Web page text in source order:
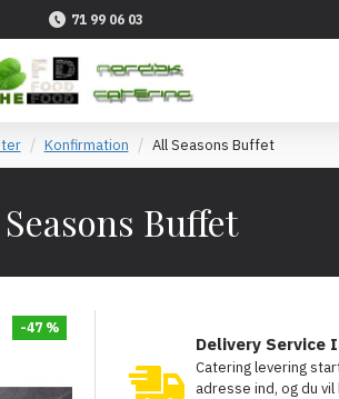
71 99 06 03
Konfirmation All Seasons Buffet
Buffet
-47 %
Delivery Service
Catering levering
adresse ind, og du